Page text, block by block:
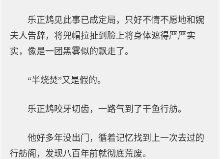
乐正鸩见此事已成定局，只好不情不愿地和婉
夫人告辞，将兜帽拉扯到脸上将身体遮得严严实
实，像是一团黑雾似的飘走了。
“半烧焚”又是假的。
乐正鸩咬牙切齿，一路气到了干鱼行舫。
他好多年没出门，循着记忆找到上一次去过的
行舫阁，发现八百年前就彻底荒废。